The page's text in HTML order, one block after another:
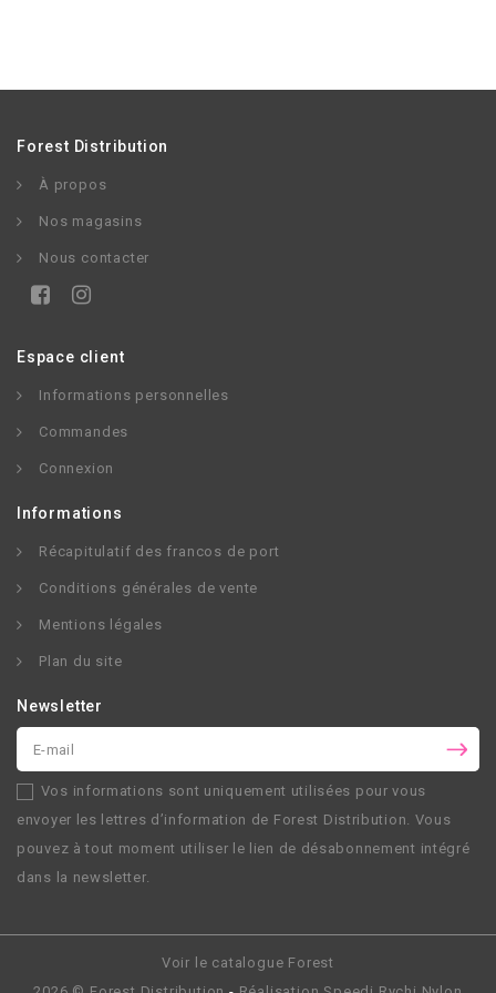
Forest Distribution
À propos
Nos magasins
Nous contacter
Espace client
Informations personnelles
Commandes
Connexion
Informations
Récapitulatif des francos de port
Conditions générales de vente
Mentions légales
Plan du site
Newsletter
Vos informations sont uniquement utilisées pour vous
envoyer les lettres d’information de Forest Distribution. Vous
pouvez à tout moment utiliser le lien de désabonnement intégré
dans la newsletter.
Voir le catalogue Forest